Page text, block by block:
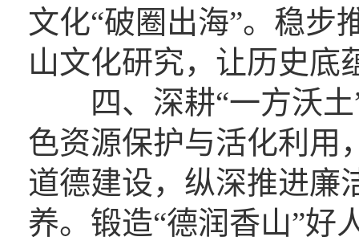
文化“破圈出海”。稳步
山文化研究，让历史底
四、深耕“一方沃土
色资源保护与活化利用
道德建设，纵深推进廉
养。锻造“德润香山”好